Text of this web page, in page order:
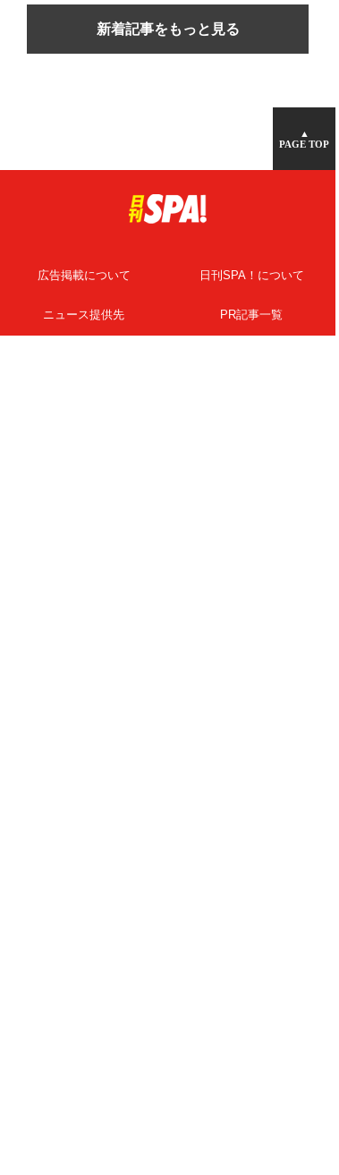
新着記事をもっと見る
▲
PAGE TOP
広告掲載について 日刊SPA！について
ニュース提供先 PR記事一覧